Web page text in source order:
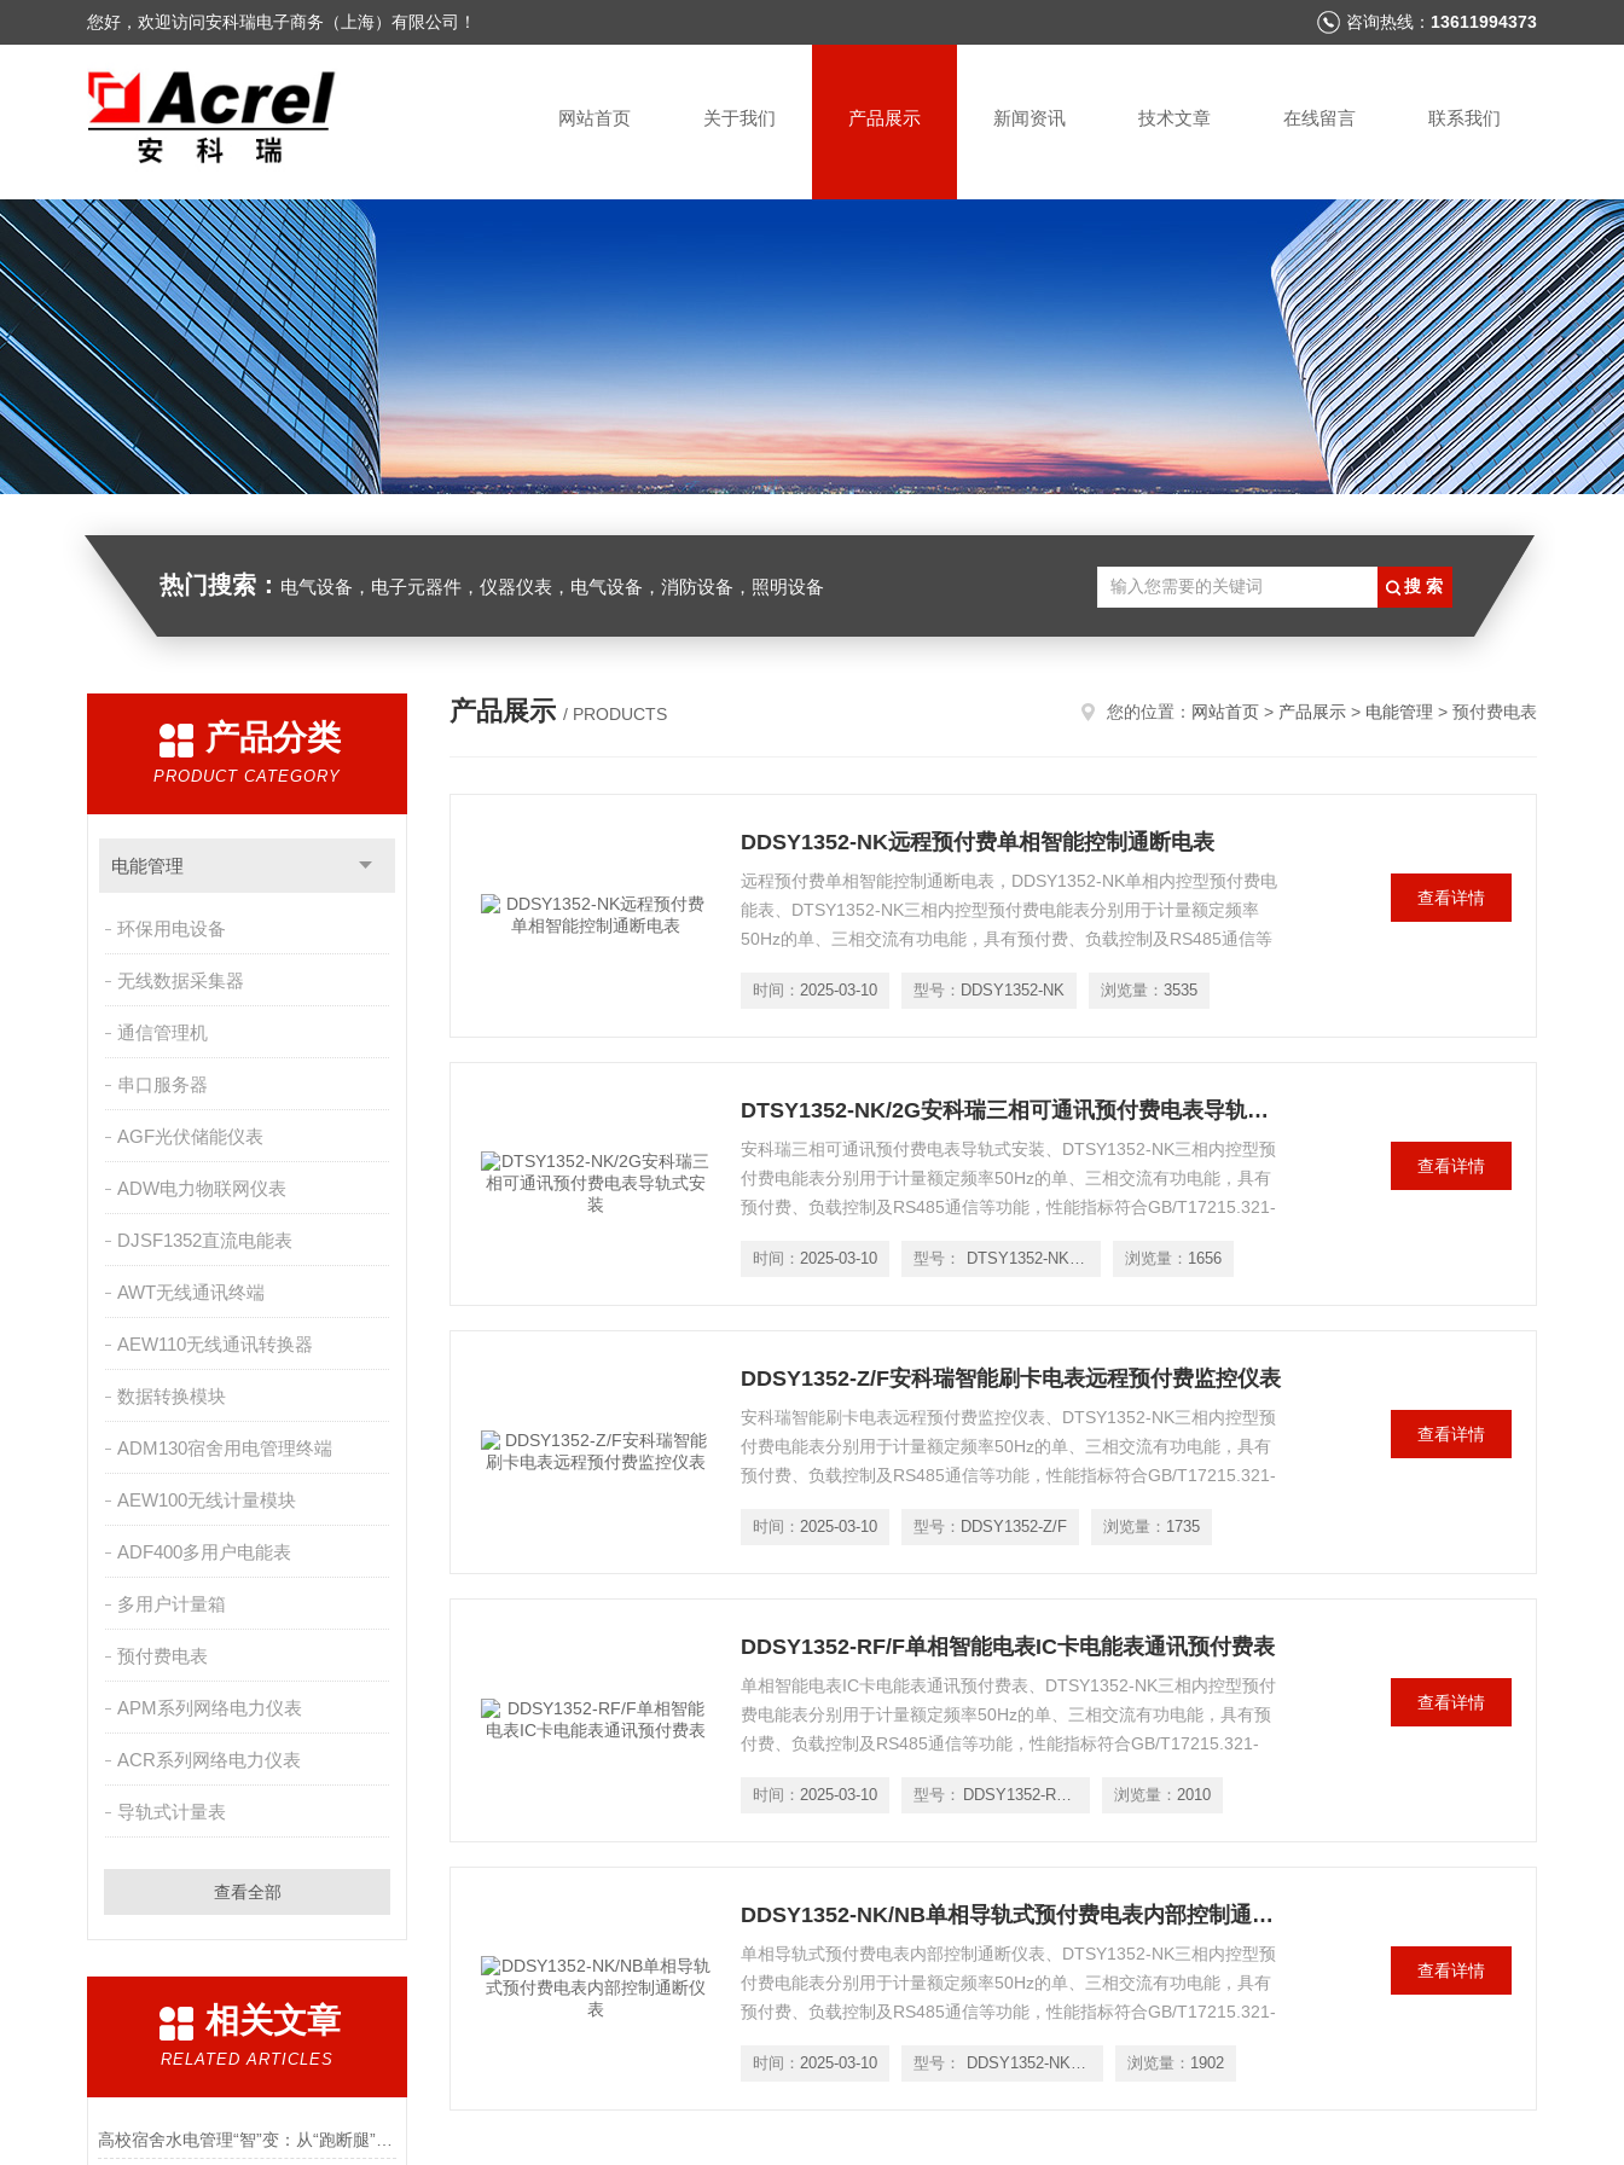
您好，欢迎访问安科瑞电子商务（上海）有限公司！ 咨询热线： 13611994373
网站首页 关于我们 产品展示 新闻资讯 技术文章 在线留言 联系我们
热门搜索： 电气设备，电子元器件，仪器仪表，电气设备，消防设备，照明设备
产品分类
PRODUCT CATEGORY
电能管理
环保用电设备
无线数据采集器
通信管理机
串口服务器
AGF光伏储能仪表
ADW电力物联网仪表
DJSF1352直流电能表
AWT无线通讯终端
AEW110无线通讯转换器
数据转换模块
ADM130宿舍用电管理终端
AEW100无线计量模块
ADF400多用户电能表
多用户计量箱
预付费电表
APM系列网络电力仪表
ACR系列网络电力仪表
导轨式计量表
查看全部
相关文章
RELATED ARTICLES
高校宿舍水电管理“智”变：从“跑断腿”到“一网通”
产品展示 / PRODUCTS 您的位置： 网站首页 > 产品展示 > 电能管理 > 预付费电表
DDSY1352-NK远程预付费单相智能控制通断电表
远程预付费单相智能控制通断电表，DDSY1352-NK单相内控型预付费电
能表、DTSY1352-NK三相内控型预付费电能表分别用于计量额定频率
50Hz的单、三相交流有功电能，具有预付费、负载控制及RS485通信等
提高用电管理水平的理想计表。产品符合企业标准《导轨式安装电能表企
时间： 2025-03-10 型号： DDSY1352-NK 浏览量： 3535
查看详情
DTSY1352-NK/2G安科瑞三相可通讯预付费电表导轨式安装
安科瑞三相可通讯预付费电表导轨式安装、DTSY1352-NK三相内控型预
付费电能表分别用于计量额定频率50Hz的单、三相交流有功电能，具有
预付费、负载控制及RS485通信等功能，性能指标符合GB/T17215.321-
符合企业标准《导轨式安装电能表企业标准》的要求。
时间： 2025-03-10 型号： DTSY1352-NK/2G 浏览量： 1656
查看详情
DDSY1352-Z/F安科瑞智能刷卡电表远程预付费监控仪表
安科瑞智能刷卡电表远程预付费监控仪表、DTSY1352-NK三相内控型预
付费电能表分别用于计量额定频率50Hz的单、三相交流有功电能，具有
预付费、负载控制及RS485通信等功能，性能指标符合GB/T17215.321-
符合企业标准《导轨式安装电能表企业标准》的要求。
时间： 2025-03-10 型号： DDSY1352-Z/F 浏览量： 1735
查看详情
DDSY1352-RF/F单相智能电表IC卡电能表通讯预付费表
单相智能电表IC卡电能表通讯预付费表、DTSY1352-NK三相内控型预付
费电能表分别用于计量额定频率50Hz的单、三相交流有功电能，具有预
付费、负载控制及RS485通信等功能，性能指标符合GB/T17215.321-
符合企业标准《导轨式安装电能表企业标准》的要求。
时间： 2025-03-10 型号： DDSY1352-RF/F 浏览量： 2010
查看详情
DDSY1352-NK/NB单相导轨式预付费电表内部控制通断仪表
单相导轨式预付费电表内部控制通断仪表、DTSY1352-NK三相内控型预
付费电能表分别用于计量额定频率50Hz的单、三相交流有功电能，具有
预付费、负载控制及RS485通信等功能，性能指标符合GB/T17215.321-
符合企业标准《导轨式安装电能表企业标准》的要求。
时间： 2025-03-10 型号： DDSY1352-NK/NB 浏览量： 1902
查看详情